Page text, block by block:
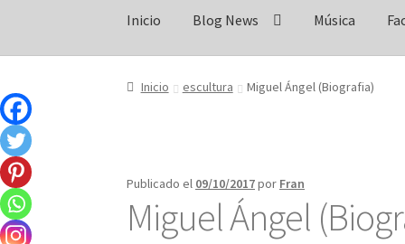
Inicio Blog News Música
Inicio Acrílicos Arcanos Benditos ! Muertos de
Facebook Mapfre Cultura
habitacionesImprescindible Más ritmoMi
Inicio escultura Miguel Ángel (Biografia)
Publicado el 09/10/2017por Fran
Miguel Ángel